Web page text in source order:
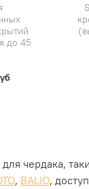
до 45
чердака,
, BALIO,